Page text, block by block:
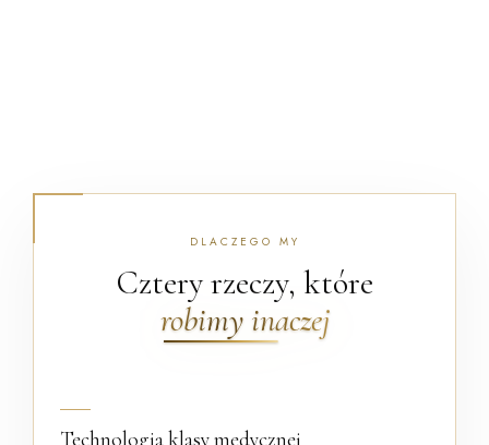
DLACZEGO MY
Cztery rzeczy, które
robimy inaczej
Technologia klasy medycznej